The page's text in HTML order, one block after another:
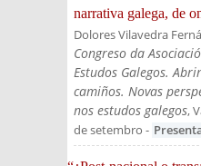
narrativa galega, de
Dolores Vilavedra
Congreso da
Estudos Galegos.
camiños. Novas
nos estudos galegos,
de setembro -